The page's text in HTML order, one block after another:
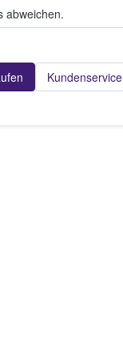
abweichen.
Kundenservice